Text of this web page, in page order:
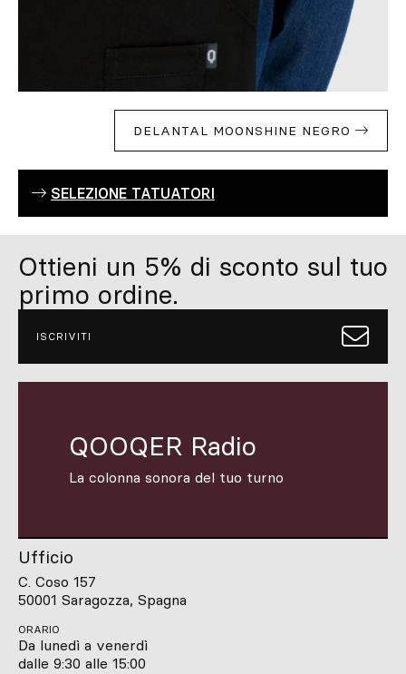
DELANTAL MOONSHINE NEGRO
SELEZIONE TATUATORI
Ottieni un 5% di sconto sul tuo
primo ordine.
ISCRIVITI
QOOQER Radio
La colonna sonora del tuo turno
Ufficio
C. Coso 157
50001 Saragozza, Spagna
ORARIO
Da lunedì a venerdì
dalle 9:30 alle 15:00